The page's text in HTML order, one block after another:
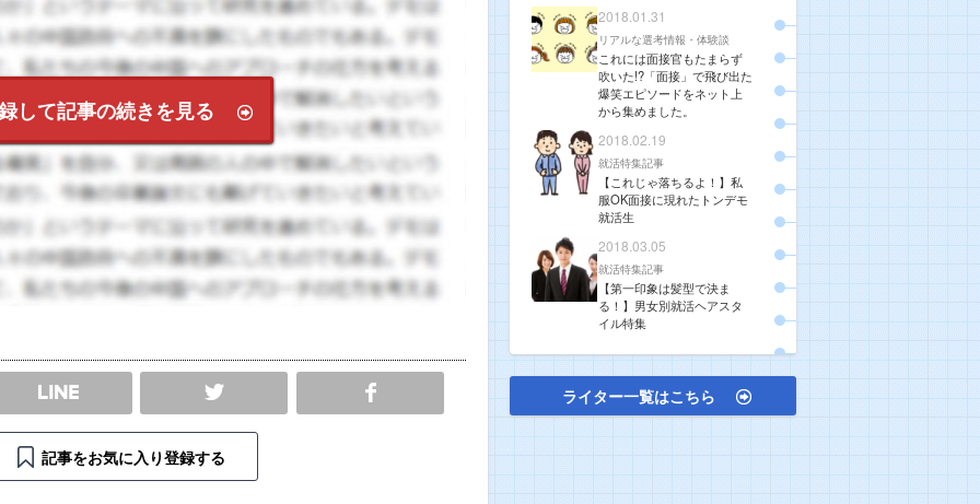
して記事の続きを見る
SHARE
記事をお気に入り登録する
2018.01.31
リアルな選考情報・体験談
これには面接官もたまらず
吹いた!?「面接」で飛び出た
爆笑エピソードをネット上
から集めました。
2018.02.19
就活特集記事
【これじゃ落ちるよ！】私
服OK面接に現れたトンデモ
就活生
2018.03.05
就活特集記事
【第一印象は髪型で決ま
る！】男女別就活ヘアスタ
イル特集
ライター一覧はこちら